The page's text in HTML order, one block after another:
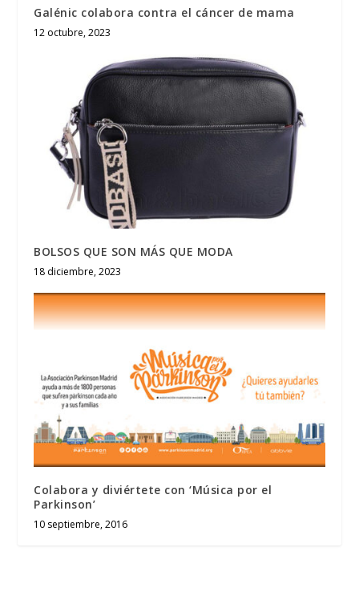
Galénic colabora contra el cáncer de mama
12 octubre, 2023
BOLSOS QUE SON MÁS QUE MODA
18 diciembre, 2023
Colabora y diviértete con ‘Música por el
Parkinson’
10 septiembre, 2016